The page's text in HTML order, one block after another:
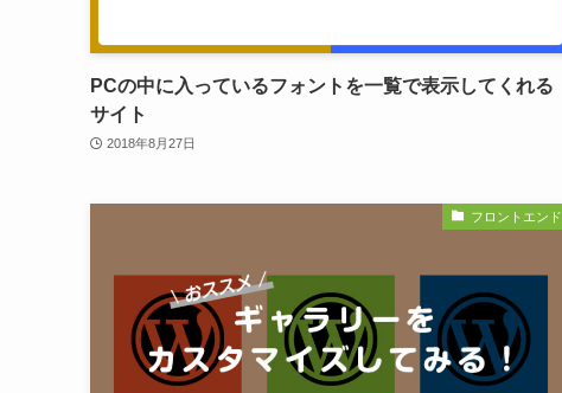
PCの中に入っているフォントを一覧で表示してくれる
サイト
2018年8月27日
フロントエンド